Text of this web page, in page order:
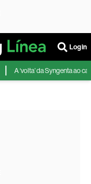
Login
A ‘volta’ da Syngenta ao